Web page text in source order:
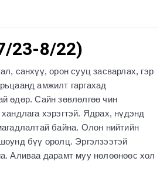
23-8/22)
санхүү, орон сууц засварлах, гэр
амжилт гаргахад
өдөр. Сайн зөвлөлгөө чин
хандлага хэрэгтэй. Ядрах, нүдэнд
байна. Олон нийтийн
бүү оролц. Эргэлзээтэй
Аливаа дарамт муу нөлөөнөөс хол